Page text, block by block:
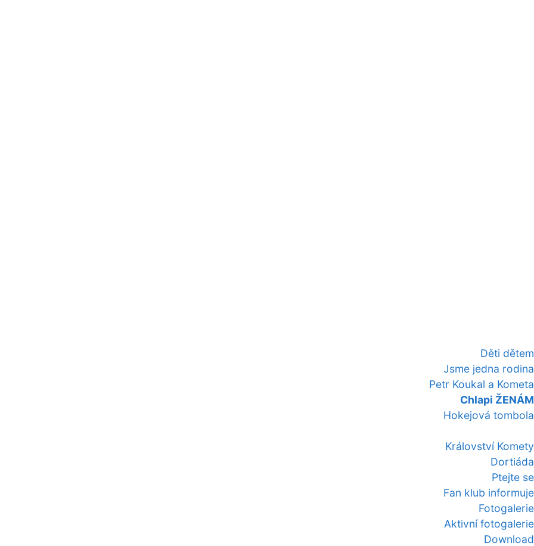
Děti dětem
Jsme jedna rodina
Petr Koukal a Kometa
Chlapi ŽENÁM
Hokejová tombola
Království Komety
Dortiáda
Ptejte se
Fan klub informuje
Fotogalerie
Aktivní fotogalerie
Download